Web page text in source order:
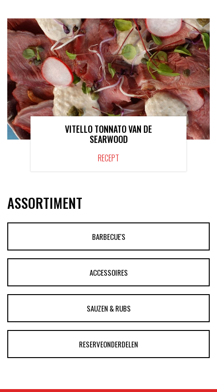
VITELLO TONNATO VAN DE
SEARWOOD
RECEPT
ASSORTIMENT
BARBECUE'S
ACCESSOIRES
SAUZEN & RUBS
RESERVEONDERDELEN